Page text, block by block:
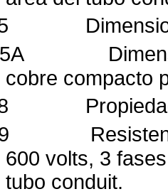
cobre compacto
600 volts, 3
tubo conduit.